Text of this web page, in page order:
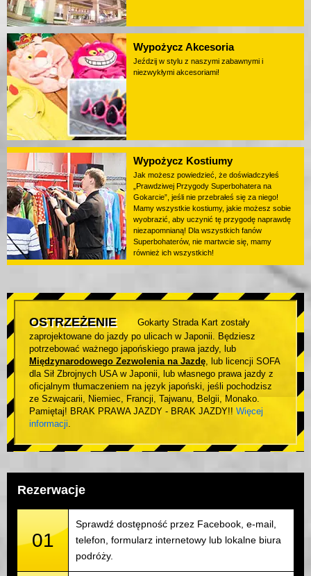
Wypożycz Akcesoria
Jeździj w stylu z naszymi zabawnymi i
niezwykłymi akcesoriami!
Wypożycz Kostiumy
Jak możesz powiedzieć, że doświadczyłeś
„Prawdziwej Przygody Superbohatera na
Gokarcie”, jeśli nie przebrałeś się za niego!
Mamy wszystkie kostiumy, jakie możesz sobie
wyobrazić, aby uczynić tę przygodę naprawdę
niezapomnianą! Dla wszystkich fanów
Superbohaterów, nie martwcie się, mamy
również ich wszystkich!
OSTRZEŻENIE
Gokarty Strada Kart zostały
zaprojektowane do jazdy po ulicach w Japonii. Będziesz
potrzebować ważnego japońskiego prawa jazdy, lub
Międzynarodowego Zezwolenia na Jazdę , lub licencji SOFA
dla Sił Zbrojnych USA w Japonii, lub własnego prawa jazdy z
oficjalnym tłumaczeniem na język japoński, jeśli pochodzisz
ze Szwajcarii, Niemiec, Francji, Tajwanu, Belgii, Monako.
Pamiętaj! BRAK PRAWA JAZDY - BRAK JAZDY!! Więcej
informacji
Rezerwacje
01
Sprawdź dostępność przez Facebook, e-mail,
telefon, formularz internetowy lub lokalne biura
podróży.